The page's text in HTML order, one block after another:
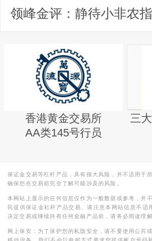
香港黄金交易所
AA类145号行员
三
保证金交易等杠杆产品，具有很大风险，并不适用于
确保您在交易前完全了解可能涉及的风险。
本网站上显示的任何信息仅作为一般数据或参考，并
民提供保证金杠杆产品交易。请注意本网站信息不
决定交易或继续持有任何金融产品前，请务必阅读理
网上保安：为了保护您的私隐安全，请不要使用公共